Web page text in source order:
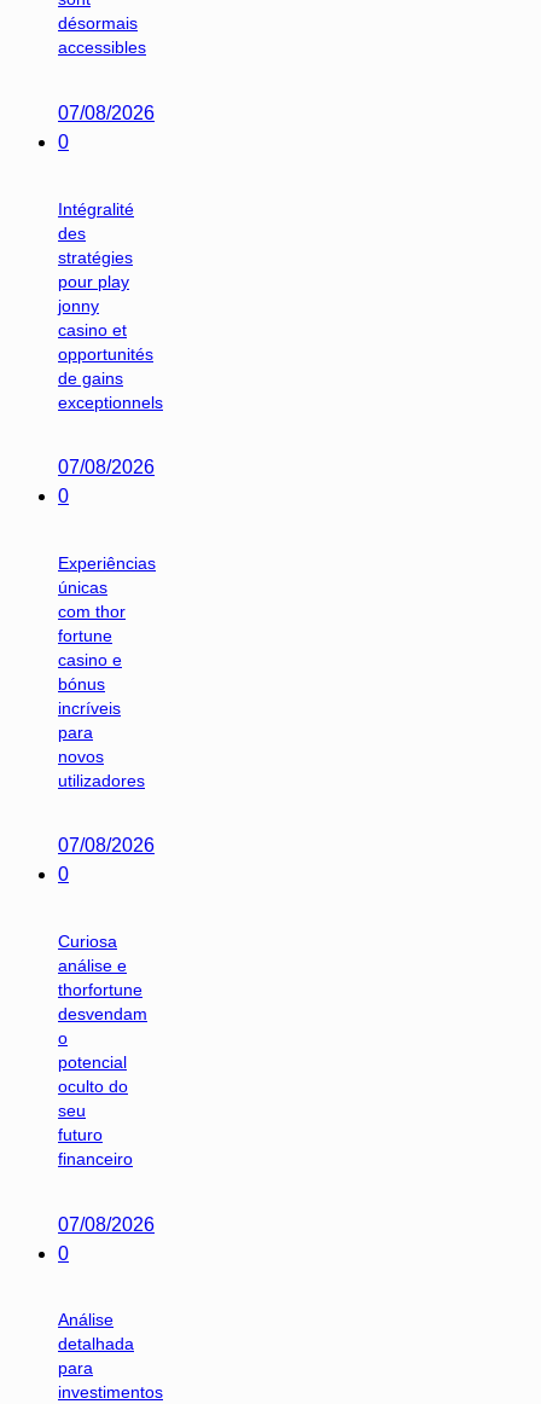
désormais
accessibles
07/08/2026
0
Intégralité
des
stratégies
pour play
jonny
casino et
opportunités
de gains
exceptionnels
07/08/2026
0
Experiências
únicas
com thor
fortune
casino e
bónus
incríveis
para
novos
utilizadores
07/08/2026
0
Curiosa
análise e
thorfortune
desvendam
o
potencial
oculto do
seu
futuro
financeiro
07/08/2026
0
Análise
detalhada
para
investimentos